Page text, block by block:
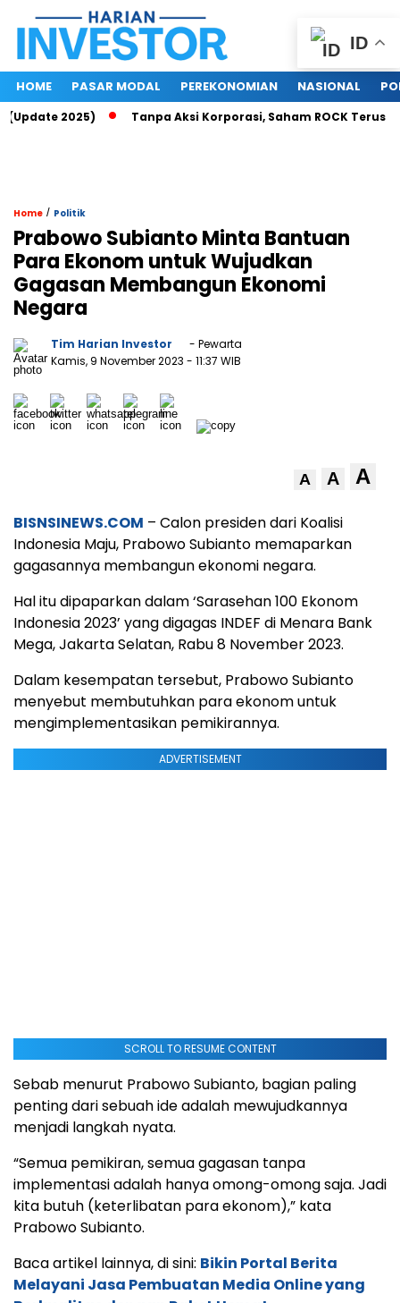
HOME PASAR MODAL PEREKONOMIAN NASIONAL
(Update 2025) Tanpa Aksi Korporasi, Saham ROCK Terus
Home / Politik
Prabowo Subianto Minta Bantuan
Para Ekonom untuk Wujudkan
Gagasan Membangun Ekonomi
Negara
Tim Harian Investor
- Pewarta
Kamis, 9 November 2023 - 11:37 WIB
A A A
BISNSINEWS.COM – Calon presiden dari Koalisi
Indonesia Maju, Prabowo Subianto memaparkan
gagasannya membangun ekonomi negara.
Hal itu dipaparkan dalam ‘Sarasehan 100 Ekonom
Indonesia 2023’ yang digagas INDEF di Menara Bank
Mega, Jakarta Selatan, Rabu 8 November 2023.
Dalam kesempatan tersebut, Prabowo Subianto
menyebut membutuhkan para ekonom untuk
mengimplementasikan pemikirannya.
ADVERTISEMENT
SCROLL TO RESUME CONTENT
Sebab menurut Prabowo Subianto, bagian paling
penting dari sebuah ide adalah mewujudkannya
menjadi langkah nyata.
“Semua pemikiran, semua gagasan tanpa
implementasi adalah hanya omong-omong saja. Jadi
kita butuh (keterlibatan para ekonom),” kata
Prabowo Subianto.
Baca artikel lainnya, di sini: Bikin Portal Berita
Melayani Jasa Pembuatan Media Online yang
ID